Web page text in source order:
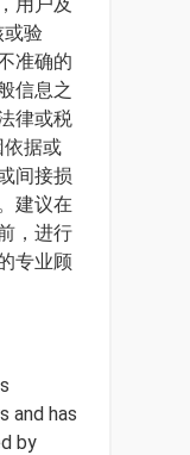
或验
准确的
信息之
律或税
依据或
间接损
建议在
，进行
专业顾
and has
by